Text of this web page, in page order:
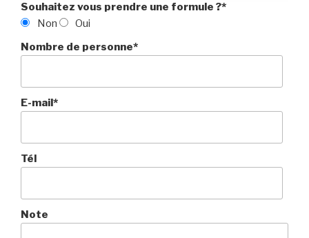
Souhaitez vous prendre une formule ?*
Non
Oui
Nombre de personne*
E-mail *
Tél
Note